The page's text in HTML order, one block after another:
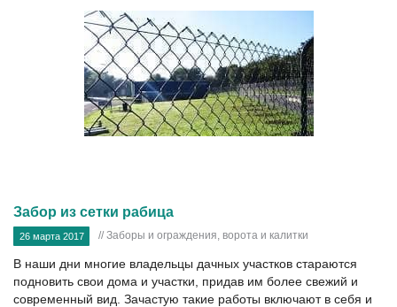
Забор из сетки рабица
26 марта 2017 // Заборы и ограждения, ворота и калитки
В наши дни многие владельцы дачных участков стараются
подновить свои дома и участки, придав им более свежий и
современный вид. Зачастую такие работы включают в себя и